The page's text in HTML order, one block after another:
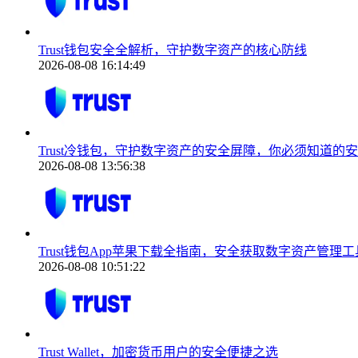
Trust钱包安全全解析，守护数字资产的核心防线
2026-08-08 16:14:49
Trust冷钱包，守护数字资产的安全屏障，你必须知道的
2026-08-08 13:56:38
Trust钱包App苹果下载全指南，安全获取数字资产管理工
2026-08-08 10:51:22
Trust Wallet，加密货币用户的安全便捷之选